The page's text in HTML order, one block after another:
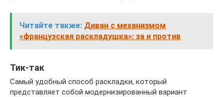
Читайте также: Диван с механизмом
«французская раскладушка»: за и против
Тик-так
Самый удобный способ раскладки, который
представляет собой модернизированный вариант